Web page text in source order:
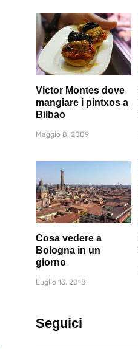
Victor Montes dove
mangiare i pintxos a
Bilbao
Maggio 8, 2009
Cosa vedere a
Bologna in un
giorno
Luglio 13, 2018
Seguici